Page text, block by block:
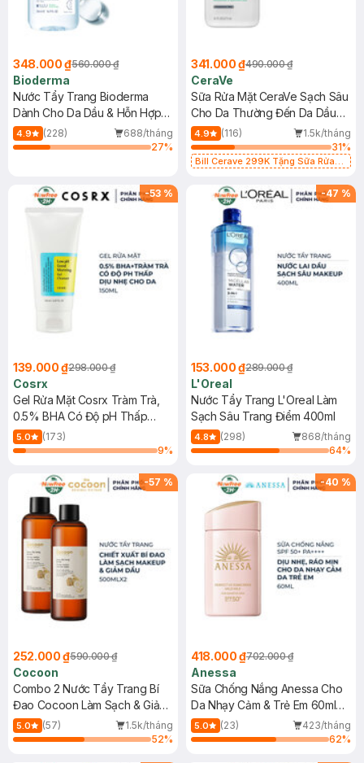
348.000 ₫560.000 ₫
Bioderma
Nước Tẩy Trang Bioderma
Dành Cho Da Dầu & Hỗn Hợp
500ml
4.9 (228)
688/tháng
27%
341.000 ₫490.000 ₫
CeraVe
Sữa Rửa Mặt CeraVe Sạch Sâu
Cho Da Thường Đến Da Dầu
473ml
4.9 (116)
1.5k/tháng
31%
Bill Cerave 299K Tặng Sữa Rửa
-53 %
139.000 ₫298.000 ₫
Cosrx
Gel Rửa Mặt Cosrx Tràm Trà,
0.5% BHA Có Độ pH Thấp
150ml
5.0
(173)
9%
-47 %
153.000 ₫289.000 ₫
L'Oreal
Nước Tẩy Trang L'Oreal Làm
Sạch Sâu Trang Điểm 400ml
4.8 (298)
868/tháng
64%
-57 %
252.000 ₫590.000 ₫
Cocoon
Combo 2 Nước Tẩy Trang Bí
Đao Cocoon Làm Sạch & Giảm
Dầu 500ml
5.0 (57)
1.5k/tháng
52%
-40 %
418.000 ₫702.000 ₫
Anessa
Sữa Chống Nắng Anessa Cho
Da Nhạy Cảm & Trẻ Em 60ml
(Mới)
5.0 (23)
423/tháng
62%